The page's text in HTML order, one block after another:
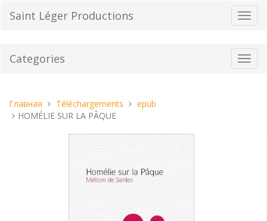
Saint Léger Productions
Categories
Вы
находитесь
Главная Téléchargements
epub
HOMÉLIE SUR LA PÂQUE